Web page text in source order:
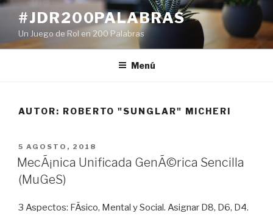
Ir
contenido
#JDR200PALABRAS
Un Juego de Rol en 200 Palabras
Menú
AUTOR: ROBERTO "SUNGLAR" MICHERI
PUBLICADO
EN
5 AGOSTO, 2018
MecÃ¡nica Unificada GenÃ©rica Sencilla
(MuGeS)
3 Aspectos: FÃ­sico, Mental y Social. Asignar D8, D6, D4.